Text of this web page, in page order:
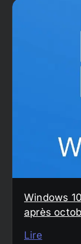
Windows
après
Lire